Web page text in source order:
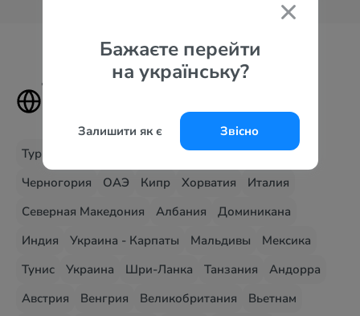
Бажаєте перейти
на українську?
Залишити як є Звісно
Туры в самые популярные
Турция Греция
Испания
Черногория
ОАЭ Кипр Хорватия
Италия
Северная Македония
Албания
Доминикана
Индия
Украина - Карпаты Мальдивы
Мексика
Тунис
Украина Шри-Ланка Танзания
Андорра
Австрия
Венгрия Великобритания
Вьетнам